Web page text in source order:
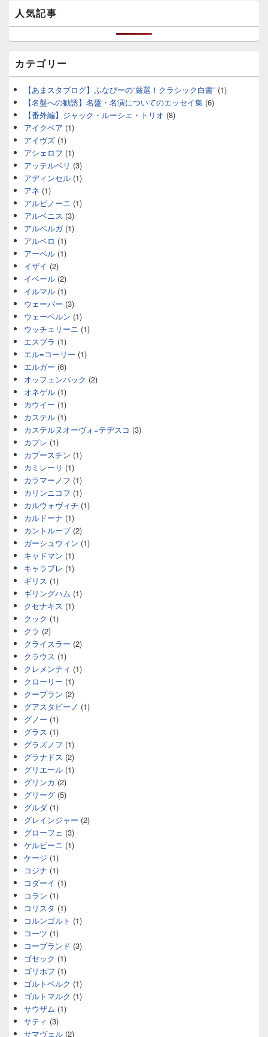
人気記事
カテゴリー
【あまスタブログ】ふなぴーの“厳選！クラシック白書” (1)
【名盤への勧誘】名盤・名演についてのエッセイ集 (6)
【番外編】ジャック・ルーシェ・トリオ (8)
アイクベア (1)
アイヴズ (1)
アシェロフ (1)
アッテルベリ (3)
アディンセル (1)
アネ (1)
アルビノーニ (1)
アルベニス (3)
アルベルガ(1)
アルベロ (1)
アーベル (1)
イザイ (2)
イベール (2)
イルマル (1)
ウェーバー (3)
ウェーベルン (1)
ウッチェリーニ (1)
エスプラ (1)
エル=コーリー (1)
エルガー (6)
オッフェンバック (2)
オネゲル (1)
カウイー (1)
カステル (1)
カステルヌオーヴォ=テデスコ (3)
カプレ (1)
カプースチン (1)
カミレーリ (1)
カラマーノフ (1)
カリンニコフ (1)
カルウォヴィチ (1)
カルドーナ (1)
カントルーブ (2)
ガーシュウィン (1)
キャドマン (1)
キャラブレ (1)
ギリス (1)
ギリングハム (1)
クセナキス (1)
クック (1)
クラ (2)
クライスラー (2)
クラウス (1)
クレメンティ (1)
クローリー (1)
クープラン (2)
グアスタビーノ (1)
グノー (1)
グラス (1)
グラズノフ (1)
グラナドス (2)
グリエール (1)
グリンカ (2)
グリーグ (5)
グルダ (1)
グレインジャー (2)
グローフェ (3)
ケルビーニ (1)
ケージ (1)
コジナ (1)
コダーイ (1)
コラン (1)
コリスタ (1)
コルンゴルト (1)
コーツ (1)
コープランド (3)
ゴセック (1)
ゴリホフ (1)
ゴルトベルク (1)
ゴルトマルク (1)
サウザム (1)
サティ (3)
サマヴェル (2)